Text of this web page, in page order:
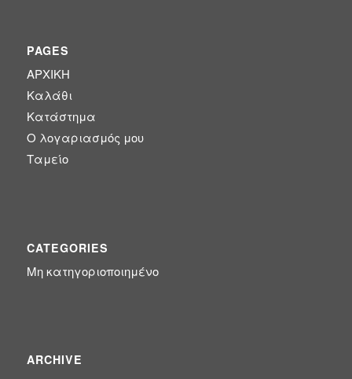
PAGES
ΑΡΧΙΚΗ
Καλάθι
Κατάστημα
Ο λογαριασμός μου
Ταμείο
CATEGORIES
Μη κατηγοριοποιημένο
ARCHIVE